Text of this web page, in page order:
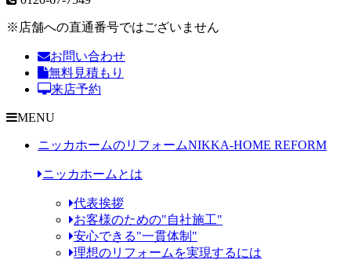
※店舗への直通番号ではございません
お問い合わせ
無料見積もり
来店予約
MENU
ニッカホームのリフォームNIKKA-HOME REFORM
ニッカホームとは
代表挨拶
お客様のための"自社施工"
安心できる"一貫体制"
理想のリフォームを実現するには